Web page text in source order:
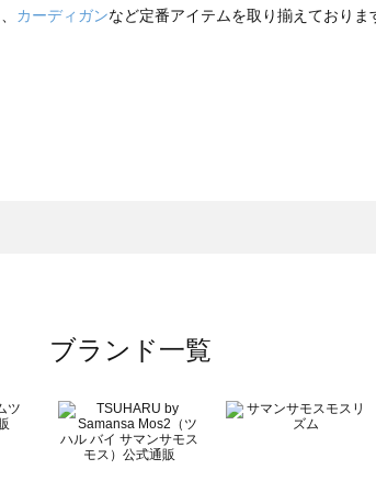
、 カーディガンなど定番アイテムを取り揃えておりま
ブランド一覧